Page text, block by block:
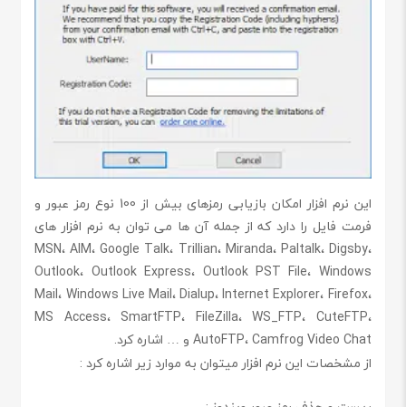
این نرم افزار امکان بازیابی رمزهای بیش از 100 نوع رمز عبور و
فرمت فایل را دارد که از جمله آن ها می توان به نرم افزار های
MSN، AIM، Google Talk، Trillian، Miranda، Paltalk، Digsby،
Outlook، Outlook Express، Outlook PST File، Windows
Mail، Windows Live Mail، Dialup، Internet Explorer، Firefox،
MS Access، SmartFTP، FileZilla، WS_FTP، CuteFTP،
AutoFTP، Camfrog Video Chat و … اشاره کرد.
از مشخصات این نرم افزار میتوان به موارد زیر اشاره کرد :